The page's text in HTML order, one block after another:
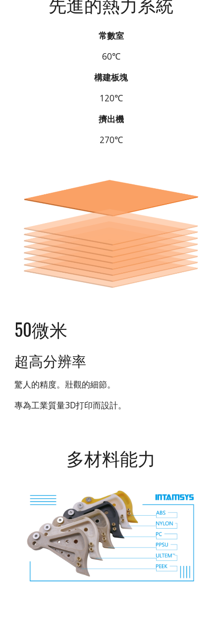
常數室
60℃
構建板塊
120℃
擠出機
270℃
50微米
超高分辨率
驚人的精度。壯觀的細節。
專為工業質量3D打印而設計。
多材料能力